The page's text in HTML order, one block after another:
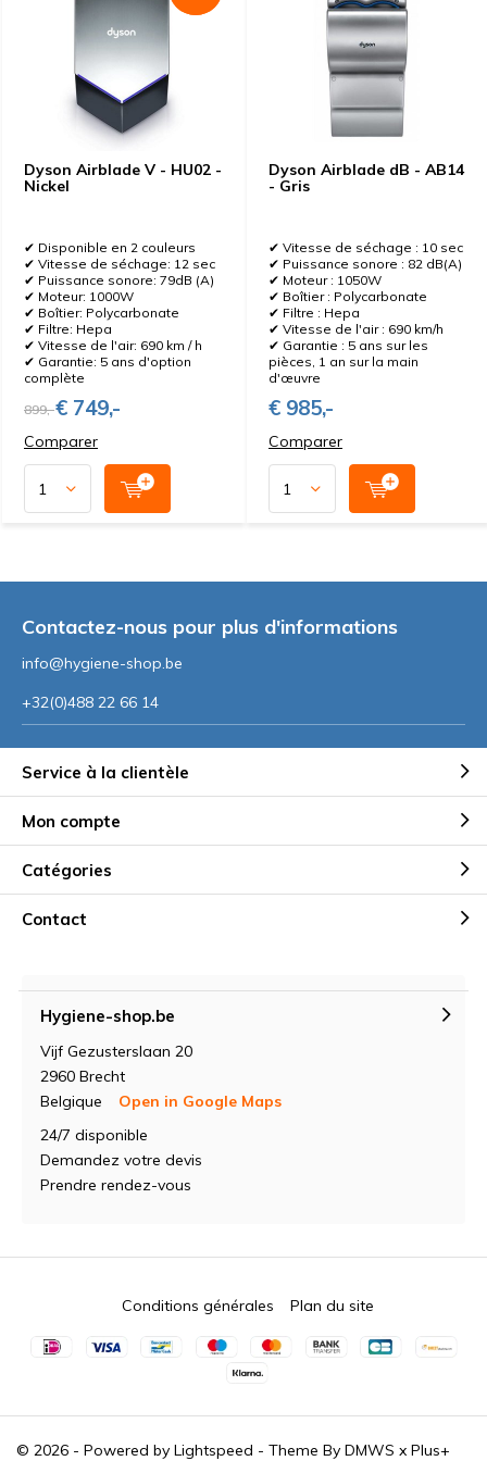
Dyson Airblade V - HU02 -
Nickel
✔ Disponible en 2 couleurs
✔ Vitesse de séchage: 12 sec
✔ Puissance sonore: 79dB (A)
✔ Moteur: 1000W
✔ Boîtier: Polycarbonate
✔ Filtre: Hepa
✔ Vitesse de l'air: 690 km / h
✔ Garantie: 5 ans d'option
complète
899,-€ 749,-
Comparer
Dyson Airblade dB - AB14
- Gris
✔ Vitesse de séchage : 10 sec
✔ Puissance sonore : 82 dB(A)
✔ Moteur : 1050W
✔ Boîtier : Polycarbonate
✔ Filtre : Hepa
✔ Vitesse de l'air : 690 km/h
✔ Garantie : 5 ans sur les
pièces, 1 an sur la main
d'œuvre
€ 985,-
Comparer
Contactez-nous pour plus d'informations
info@hygiene-shop.be
+32(0)488 22 66 14
Service à la clientèle
Mon compte
Catégories
Contact
Hygiene-shop.be
Vijf Gezusterslaan 20
2960 Brecht
Belgique
Open in Google Maps
24/7 disponible
Demandez votre devis
Prendre rendez-vous
© 2026 - Powered by Lightspeed - Theme By DMWS x Plus+
Conditions générales Plan du site